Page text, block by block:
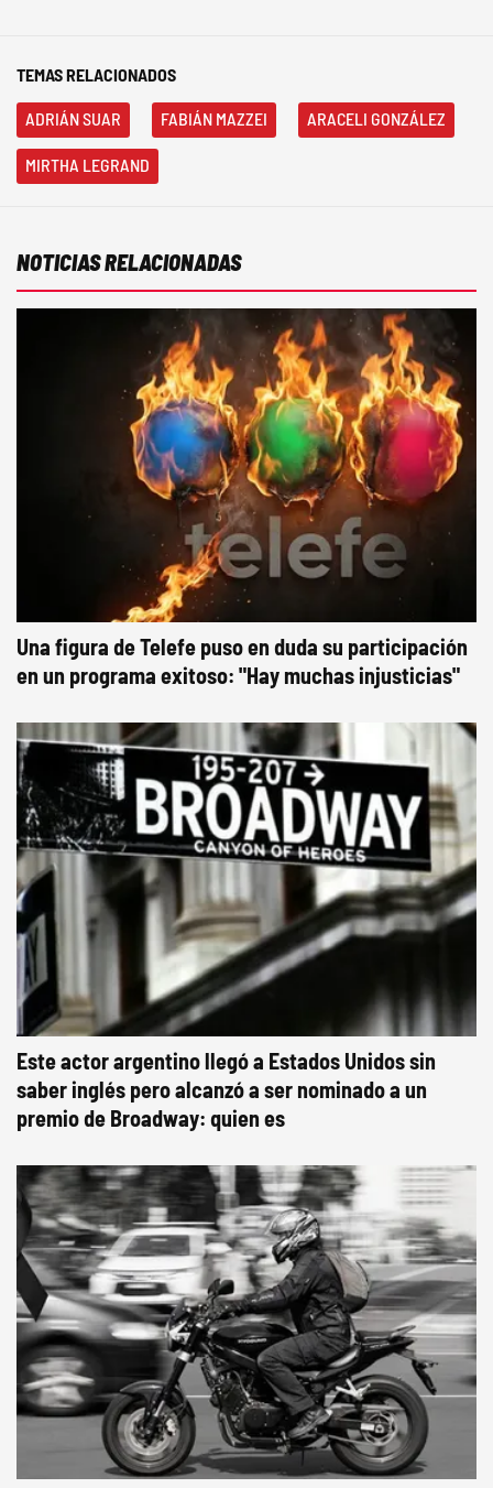
TEMAS RELACIONADOS
ADRIÁN SUAR FABIÁN MAZZEI ARACELI GONZÁLEZ
MIRTHA LEGRAND
NOTICIAS RELACIONADAS
Una figura de Telefe puso en duda su participación
en un programa exitoso: "Hay muchas injusticias"
Este actor argentino llegó a Estados Unidos sin
saber inglés pero alcanzó a ser nominado a un
premio de Broadway: quien es